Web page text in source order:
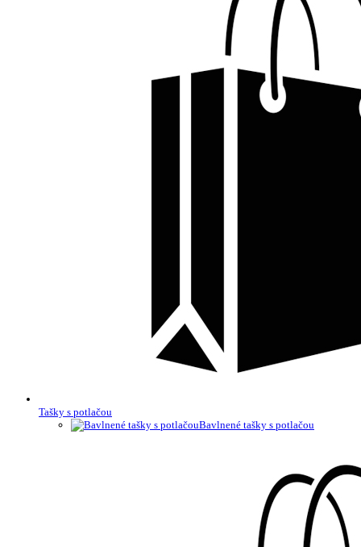
Tašky s potlačou
Bavlnené tašky s potlačou